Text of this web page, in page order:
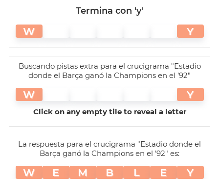
Termina con 'y'
W Y
Buscando pistas extra para el crucigrama "Estadio
donde el Barça ganó la Champions en el ’92"
W Y
Click on any empty tile to reveal a letter
La respuesta para el crucigrama "Estadio donde el
Barça ganó la Champions en el ’92" es:
W E M B L E Y